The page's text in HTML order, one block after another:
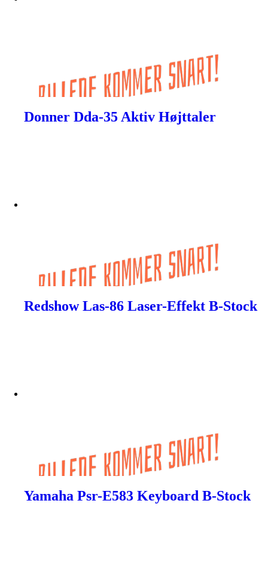
Donner Dda-35 Aktiv Højttaler
Redshow Las-86 Laser-Effekt B-Stock
Yamaha Psr-E583 Keyboard B-Stock